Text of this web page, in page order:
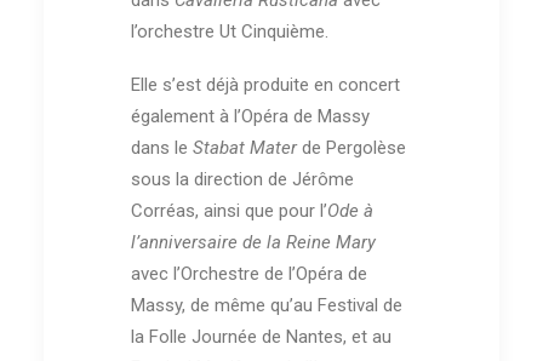
l’orchestre Ut Cinquième.
Elle s’est déjà produite en concert
également à l’Opéra de Massy
dans le Stabat Materde Pergolèse
sous la direction de Jérôme
Corréas, ainsi que pour l’Ode à
l’anniversaire de la Reine Mary
avec l’Orchestre de l’Opéra de
Massy, de même qu’au Festival de
la Folle Journée de Nantes, et au